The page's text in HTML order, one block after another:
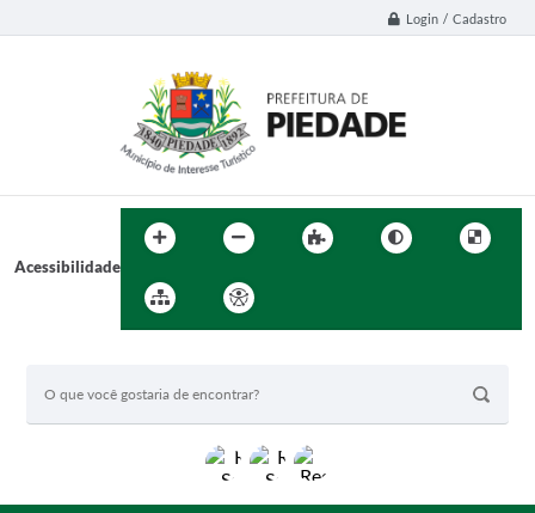
Login / Cadastro
Acessibilidade